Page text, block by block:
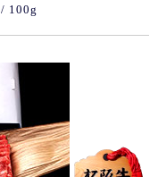
/ 100g